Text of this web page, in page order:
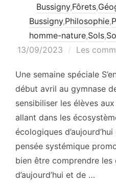
Bussigny,Fôrets,
Bussigny,Philosophie,
homme-nature,Sols,
13/09/2023 Les
Une semaine spéciale
début avril au gymnase
sensibiliser les élèves
allant dans les
écologiques
pensée systémique
bien être comprendre les
d’aujourd’hui et de …